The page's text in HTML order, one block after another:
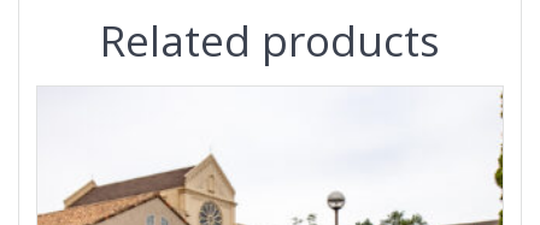
Related products